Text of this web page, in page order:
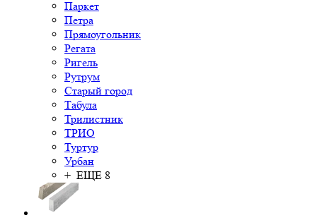
Паркет
Петра
Прямоугольник
Регата
Ригель
Рутрум
Старый город
Табула
Трилистник
ТРИО
Туртур
Урбан
+ ЕЩЕ 8